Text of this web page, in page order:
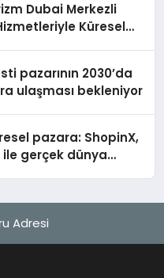
Dubai Merkezli
Küresel
pazarının 2030’da
ulaşması bekleniyor
pazara: ShopinX,
gerçek dünya
Adresi